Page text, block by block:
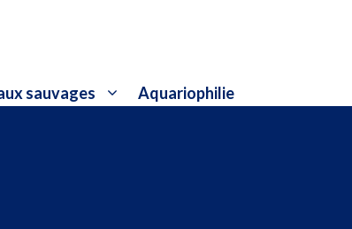
sauvages Aquariophilie